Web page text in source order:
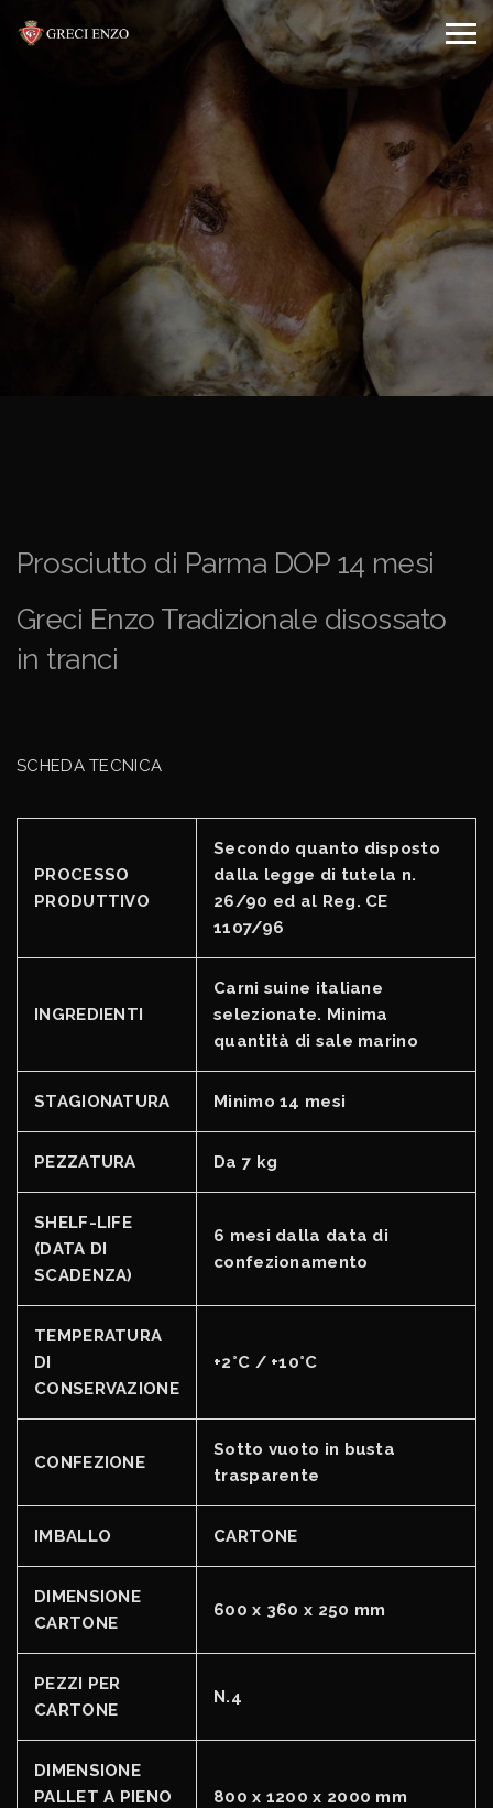
Prosciutto di Parma DOP 14 mesi
Greci Enzo Tradizionale disossato
in tranci
SCHEDA TECNICA
PROCESSO
PRODUTTIVO
Secondo quanto disposto
dalla legge di tutela n.
26/90 ed al Reg. CE
1107/96
INGREDIENTI
Carni suine italiane
selezionate. Minima
quantità di sale marino
STAGIONATURA Minimo 14 mesi
PEZZATURA Da 7 kg
SHELF-LIFE
(DATA DI
SCADENZA)
6 mesi dalla data di
confezionamento
TEMPERATURA
DI
CONSERVAZIONE
+2°C / +10°C
CONFEZIONE
Sotto vuoto in busta
trasparente
IMBALLO CARTONE
DIMENSIONE
CARTONE
600 x 360 x 250 mm
PEZZI PER
CARTONE
N.4
DIMENSIONE
PALLET A PIENO
800 x 1200 x 2000 mm